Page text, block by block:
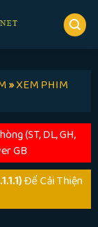
»XEM PHIM
(ST, DL, GH,
GB
Để Cải Thiện